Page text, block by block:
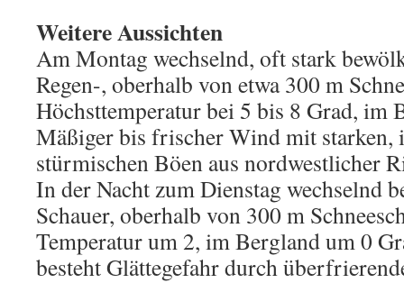
Weitere Aussichten
Am Montag wechselnd, oft stark
Regen-, oberhalb von etwa 300 m
Höchsttemperatur bei 5 bis 8 Grad, im
Mäßiger bis frischer Wind mit starken,
stürmischen Böen aus nordwestlicher
In der Nacht zum Dienstag wechselnd
Schauer, oberhalb von 300 m
Temperatur um 2, im Bergland um 0
besteht Glättegefahr durch